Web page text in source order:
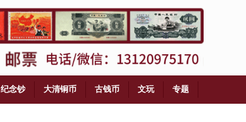
纪念钞 大清铜币 古钱币 文玩
专题